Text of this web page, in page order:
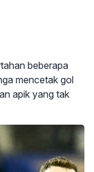
beberapa
mencetak gol
apik yang tak